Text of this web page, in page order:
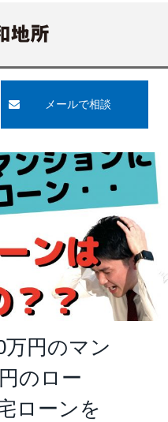
メールで相談
万円のマン
のロー
ローンを